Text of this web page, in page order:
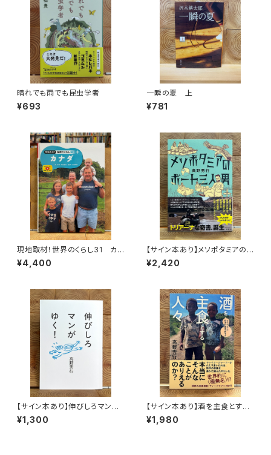
晴れでも雨でも昆虫学者
¥693
一瞬の夏 上
¥781
現地取材！世界のくらし31 カナ
ダ
¥4,400
【サイン本あり】メソポタミアの
ボート三人男
¥2,420
【サイン本あり】伸びしろマンが
ゆく！
¥1,300
【サイン本あり】酒を主食とする
人々 エチオピアの科学的秘境
を旅する
¥1,980